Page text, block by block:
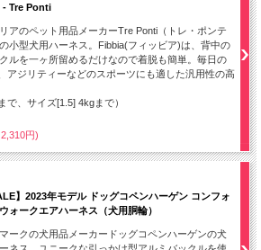
- Tre Ponti
アのペット用品メーカーTre Ponti（トレ・ポンテ
小型犬用ハーネス。Fibbia(フィッビア)は、背中の
ルを一ヶ所留めるだけなので着脱も簡単。毎日の
アジリティーなどのスポーツにも適した汎用性の高
で、サイズ[1.5] 4kgまで）
円)
】2023年モデル ドッグコペンハーゲン コンフォ
ォークエアハーネス（犬用胴輪）
ークの犬用品メーカードッグコペンハーゲンの犬